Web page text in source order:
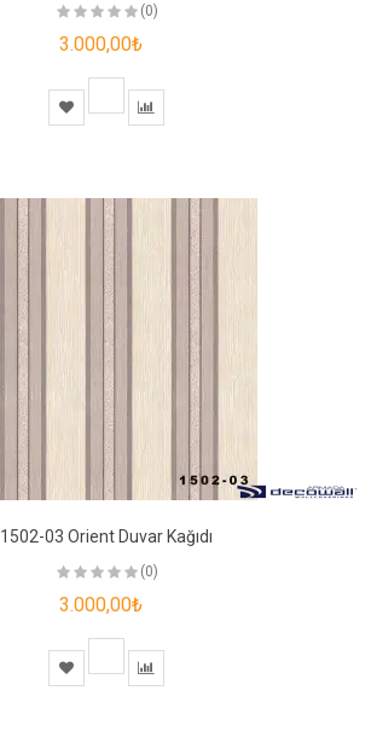
(0)
3.000,00₺
1502-03 Orient Duvar Kağıdı
(0)
3.000,00₺